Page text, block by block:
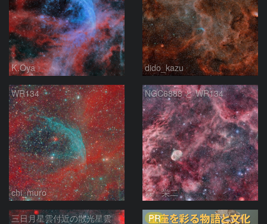
K.Oya dido_kazu
WR134
chi_muro
NGC6888 と WR134
森 栄二
三日月星雲付近の散光星雲 PR